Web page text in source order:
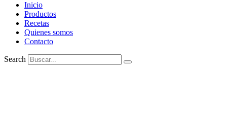
Inicio
Productos
Recetas
Quienes somos
Contacto
Search